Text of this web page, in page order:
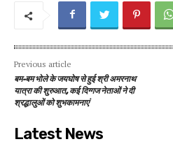
Previous article
बम-बम भोले के जयघोष से हुई श्री अमरनाथ
यात्रा की शुरुआत, कई दिग्गज नेताओं ने दी
श्रद्धालुओं को शुभकामनाएं
Latest News